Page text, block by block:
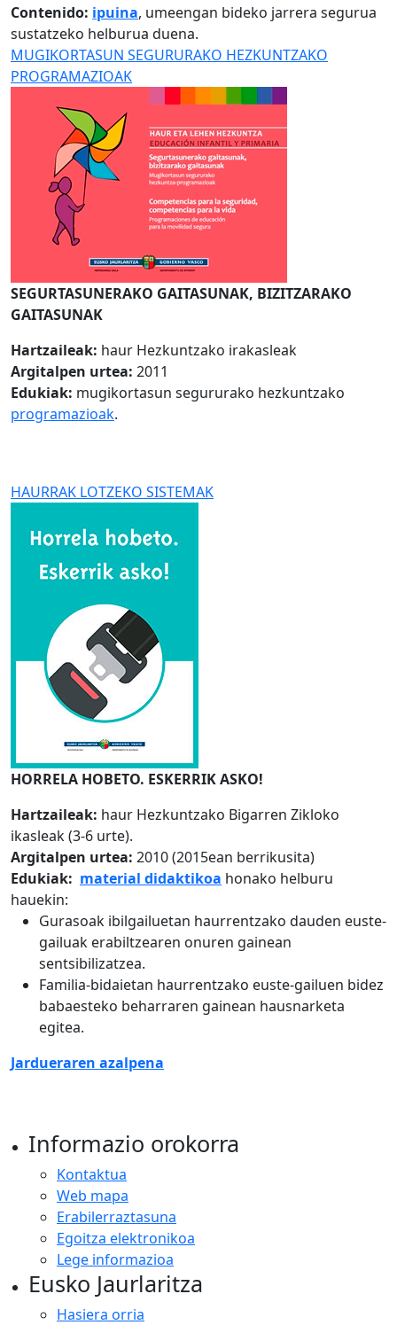
Contenido: ipuina, umeengan bideko jarrera segurua
sustatzeko helburua duena.
MUGIKORTASUN SEGURURAKO HEZKUNTZAKO
PROGRAMAZIOAK
SEGURTASUNERAKO GAITASUNAK, BIZITZARAKO
GAITASUNAK
Hartzaileak: haur Hezkuntzako irakasleak
Argitalpen urtea: 2011
Edukiak: mugikortasun segururako hezkuntzako
programazioak.
HAURRAK LOTZEKO SISTEMAK
HORRELA HOBETO. ESKERRIK ASKO!
Hartzaileak: haur Hezkuntzako Bigarren Zikloko
ikasleak (3-6 urte).
Argitalpen urtea: 2010 (2015ean berrikusita)
Edukiak: material didaktikoa honako helburu
hauekin:
Gurasoak ibilgailuetan haurrentzako dauden euste-
gailuak erabiltzearen onuren gainean
sentsibilizatzea.
Familia-bidaietan haurrentzako euste-gailuen bidez
babaesteko beharraren gainean hausnarketa
egitea.
Jardueraren azalpena
Informazio orokorra
Kontaktua
Web mapa
Erabilerraztasuna
Egoitza elektronikoa
Lege informazioa
Eusko Jaurlaritza
Hasiera orria